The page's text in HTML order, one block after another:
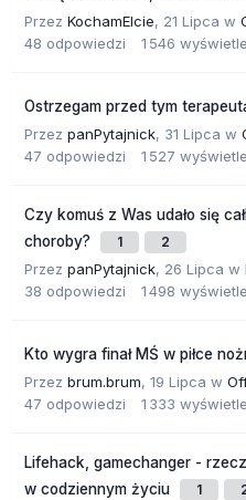
Przez KochamElcie, 21 Lipca w
48 odpowiedzi 1 546
Ostrzegam przed tym
Przez panPytajnick, 31 Lipca w
47 odpowiedzi 1 527
Czy komuś z Was udało się
choroby?
1 2
Przez panPytajnick, 26 Lipca w
38 odpowiedzi 1 498
Kto wygra finał MŚ w piłce
Przez brum.brum, 19 Lipca w
47 odpowiedzi 1 333
Lifehack, gamechanger -
w codziennym życiu
1